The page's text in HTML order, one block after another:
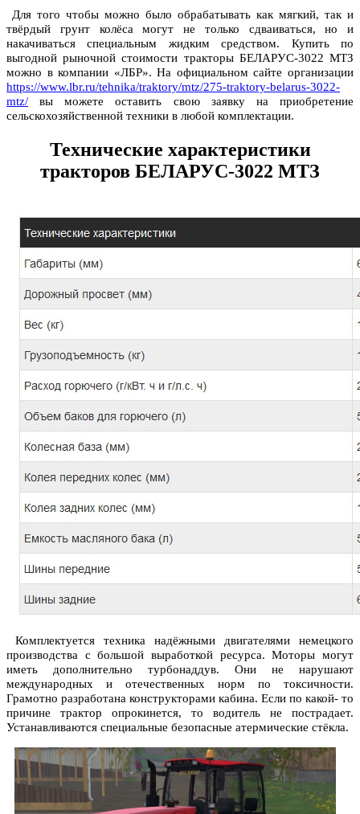
Для того чтобы можно было обрабатывать как мягкий, так и
твёрдый грунт колёса могут не только сдваиваться, но и
накачиваться специальным жидким средством. Купить по
выгодной рыночной стоимости тракторы БЕЛАРУС-3022 МТЗ
можно в компании «ЛБР». На официальном сайте организации
https://www.lbr.ru/tehnika/traktory/mtz/275-traktory-belarus-3022-
mtz/ вы можете оставить свою заявку на приобретение
сельскохозяйственной техники в любой комплектации.
Технические характеристики
тракторов БЕЛАРУС-3022 МТЗ
Комплектуется техника надёжными двигателями немецкого
производства с большой выработкой ресурса. Моторы могут
иметь дополнительно турбонаддув. Они не нарушают
международных и отечественных норм по токсичности.
Грамотно разработана конструкторами кабина. Если по какой- то
причине трактор опрокинется, то водитель не пострадает.
Устанавливаются специальные безопасные атермические стёкла.